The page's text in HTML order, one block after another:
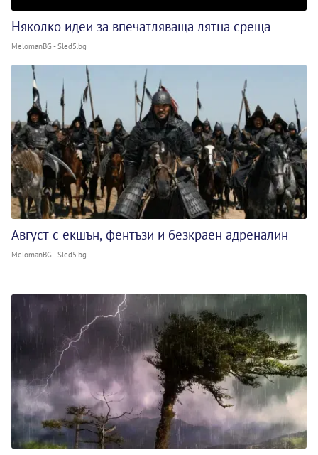
Няколко идеи за впечатляваща лятна среща
MelomanBG - Sled5.bg
Август с екшън, фентъзи и безкраен адреналин
MelomanBG - Sled5.bg